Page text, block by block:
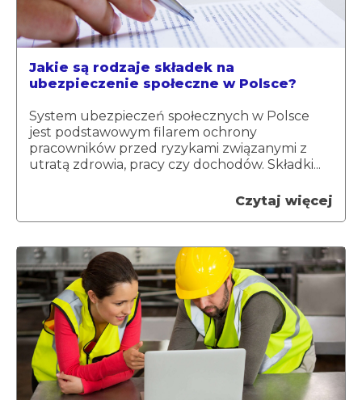
Jakie są rodzaje składek na
ubezpieczenie społeczne w Polsce?
System ubezpieczeń społecznych w Polsce
jest podstawowym filarem ochrony
pracowników przed ryzykami związanymi z
utratą zdrowia, pracy czy dochodów. Składki...
Czytaj więcej